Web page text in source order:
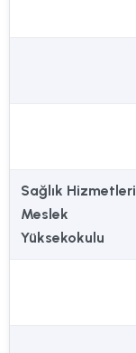
Sağlık Hizmetleri
Meslek
Yüksekokulu